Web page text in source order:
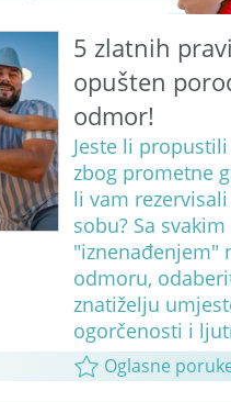
5 zlatnih
opušten
odmor!
Jeste li
zbog prometne
li vam
sobu? Sa svakim
"iznenađenjem"
odmoru,
znatiželju
ogorčenosti i
Oglasne